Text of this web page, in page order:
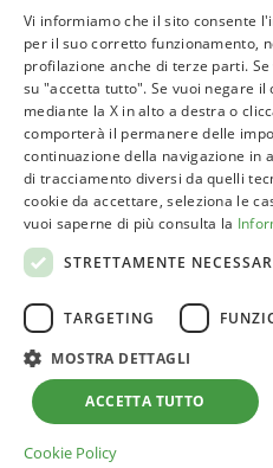
ASSOVERDE
P.Iva 02961181209
posta@assoverde.it
Privacy Policy
Cookie Policy
Sede:
Corso Vittorio Emanuele II, 101
Tel. 06 6852413
Vi informiamo che il sito consente
per il suo corretto funzionamento,
profilazione anche di terze parti.
su "accetta tutto". Se vuoi negare il
mediante la X in alto a destra o
comporterà il permanere delle
continuazione della navigazione in
di tracciamento diversi da quelli
cookie da accettare, seleziona le
vuoi saperne di più consulta la
STRETTAMENTE
TARGETING
MOSTRA DETTAGLI
ACCETTA TUTTO
Cookie Policy